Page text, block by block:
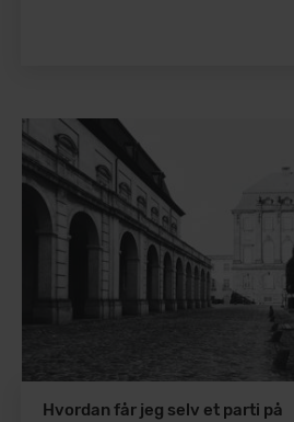
Hvordan får jeg selv et parti på